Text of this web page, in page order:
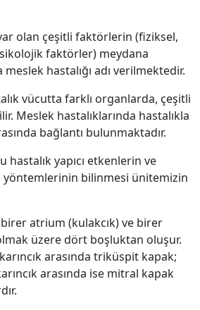
olan çeşitli faktörlerin (fiziksel,
faktörler) meydana
hastalığı adı verilmektedir.
vücutta farklı organlarda, çeşitli
Meslek hastalıklarında hastalıkla
bağlantı bulunmaktadır.
hastalık yapıcı etkenlerin ve
bilinmesi ünitemizin
atrium (kulakcık) ve birer
üzere dört boşluktan oluşur.
arasında triküspit kapak;
arasında ise mitral kapak